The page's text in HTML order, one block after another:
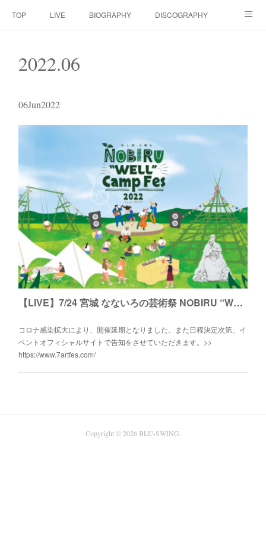
TOP LIVE BIOGRAPHY DISCOGRAPHY
2022.06
06Jun2022
【LIVE】7/24 宮城 なないろの芸術祭 NOBIRU “WELL” Camp Fes 2022 出演
コロナ感染拡大により、開催延期となりました。また日程決定次第、イ
ベントオフィシャルサイトで告知をさせていただきます。>>
https://www.7artfes.com/
Copyright © 2026 BLU-SWING